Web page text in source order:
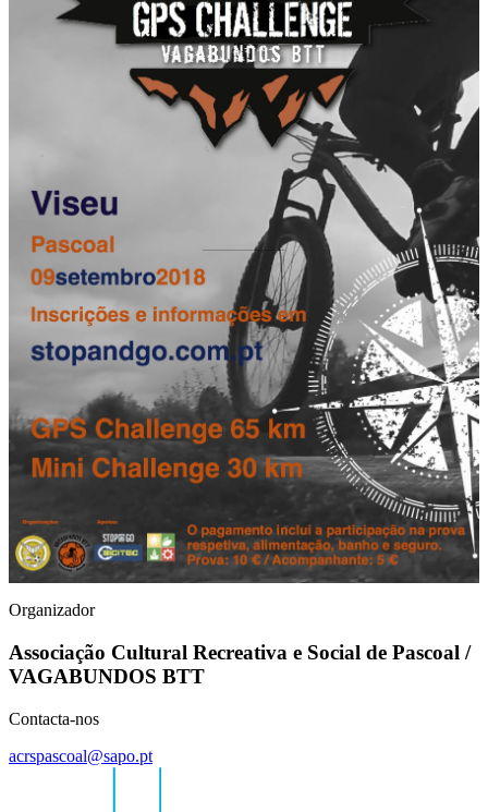
Organizador
Associação Cultural Recreativa e Social de Pascoal /
VAGABUNDOS BTT
Contacta-nos
acrspascoal@sapo.pt